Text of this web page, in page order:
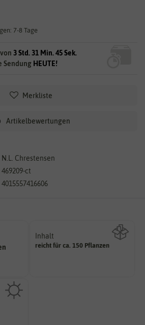
7-8 Tage
3 Std. 31 Min. 44 Sek.
Sendung HEUTE!
Merkliste
Artikelbewertungen
N.L. Chrestensen
469209-ct
4015557416606
Inhalt
reicht für ca. 150 Pflanzen
Wie viel ist enthalten